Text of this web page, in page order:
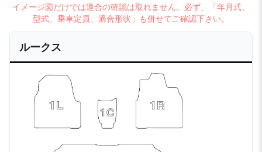
イメージ図だけでは適合の確認は取れません。必ず、「年月式、
型式、乗車定員、適合形状」も併せてご確認下さい。
ルークス